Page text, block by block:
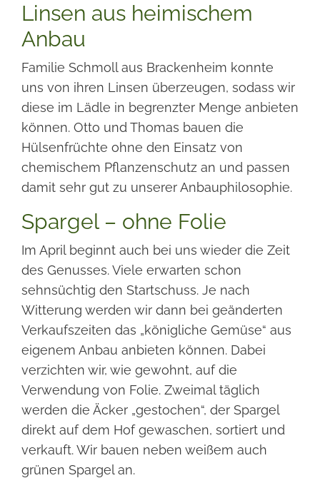
Linsen aus heimischem
Anbau
Familie Schmoll aus Brackenheim konnte
uns von ihren Linsen überzeugen, sodass wir
diese im Lädle in begrenzter Menge anbieten
können. Otto und Thomas bauen die
Hülsenfrüchte ohne den Einsatz von
chemischem Pflanzenschutz an und passen
damit sehr gut zu unserer Anbauphilosophie.
Spargel – ohne Folie
Im April beginnt auch bei uns wieder die Zeit
des Genusses. Viele erwarten schon
sehnsüchtig den Startschuss. Je nach
Witterung werden wir dann bei geänderten
Verkaufszeiten das „königliche Gemüse“ aus
eigenem Anbau anbieten können. Dabei
verzichten wir, wie gewohnt, auf die
Verwendung von Folie. Zweimal täglich
werden die Äcker „gestochen“, der Spargel
direkt auf dem Hof gewaschen, sortiert und
verkauft. Wir bauen neben weißem auch
grünen Spargel an.